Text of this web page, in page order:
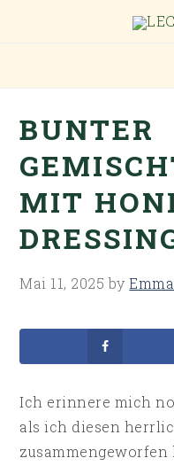
navigation
content
sidebar
BUNTER
MIT
Mai 11, 2025 by
Ich erinnere mich
als ich diesen
zusammengeworfen